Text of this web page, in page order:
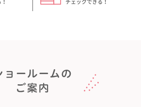
来店予約 LINEで相談